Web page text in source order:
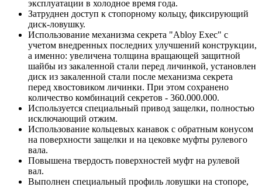
эксплуатации в холодное время года.
Затруднен доступ к стопорному кольцу, фиксирующий
диск-ловушку.
Использование механизма секрета "Abloy Exec" с
учетом внедренных последних улучшений конструкции,
а именно: увеличена толщина вращающей защитной
шайбы из закаленной стали перед личинкой, установлен
диск из закаленной стали после механизма секрета
перед хвостовиком личинки. При этом сохранено
количество комбинаций секретов - 360.000.000.
Используется специальный привод защелки, полностью
исключающий отжим.
Использование кольцевых канавок с обратным конусом
на поверхности защелки и на цековке муфты рулевого
вала.
Повышена твердость поверхностей муфт на рулевой
вал.
Выполнен специальный профиль ловушки на стопоре,